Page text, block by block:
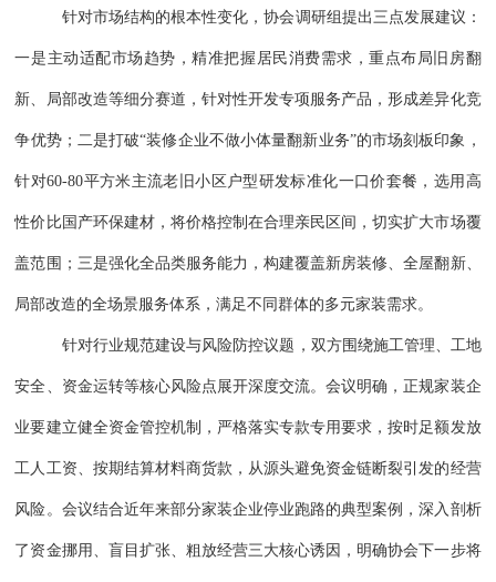
针对市场结构的根本性变化，协会调研组提出三点发展建议：
一是主动适配市场趋势，精准把握居民消费需求，重点布局旧房翻
新、局部改造等细分赛道，针对性开发专项服务产品，形成差异化竞
争优势；二是打破“装修企业不做小体量翻新业务”的市场刻板印象，
针对60-80平方米主流老旧小区户型研发标准化一口价套餐，选用高
性价比国产环保建材，将价格控制在合理亲民区间，切实扩大市场覆
盖范围；三是强化全品类服务能力，构建覆盖新房装修、全屋翻新、
局部改造的全场景服务体系，满足不同群体的多元家装需求。
针对行业规范建设与风险防控议题，双方围绕施工管理、工地
安全、资金运转等核心风险点展开深度交流。会议明确，正规家装企
业要建立健全资金管控机制，严格落实专款专用要求，按时足额发放
工人工资、按期结算材料商货款，从源头避免资金链断裂引发的经营
风险。会议结合近年来部分家装企业停业跑路的典型案例，深入剖析
了资金挪用、盲目扩张、粗放经营三大核心诱因，明确协会下一步将